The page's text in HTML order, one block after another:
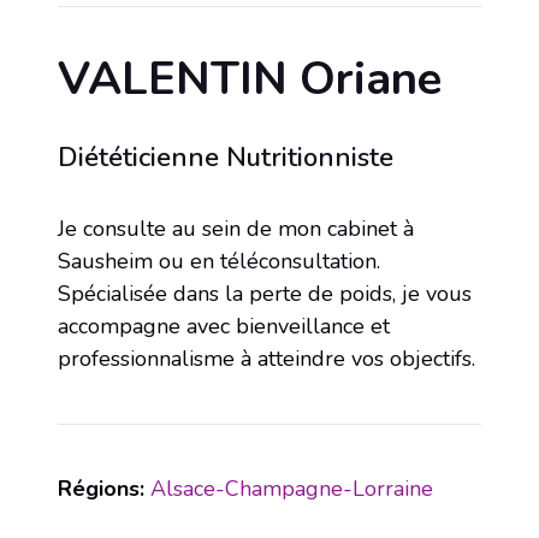
VALENTIN Oriane
Diététicienne Nutritionniste
Je consulte au sein de mon cabinet à
Sausheim ou en téléconsultation.
Spécialisée dans la perte de poids, je vous
accompagne avec bienveillance et
professionnalisme à atteindre vos objectifs.
Régions: Alsace-Champagne-Lorraine